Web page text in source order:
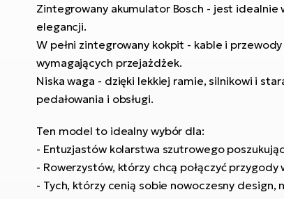
Zintegrowany akumulator Bosch - jest
elegancji.
W pełni zintegrowany kokpit - kable i
wymagających przejażdżek.
Niska waga - dzięki lekkiej ramie, silnikowi i
pedałowania i obsługi.
Ten model to idealny wybór dla:
- Entuzjastów kolarstwa szutrowego
- Rowerzystów, którzy chcą połączyć
- Tych, którzy cenią sobie nowoczesny design,